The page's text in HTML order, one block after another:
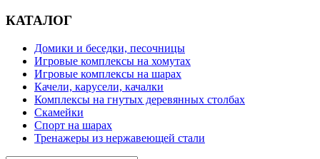
КАТАЛОГ
Домики и беседки, песочницы
Игровые комплексы на хомутах
Игровые комплексы на шарах
Качели, карусели, качалки
Комплексы на гнутых деревянных столбах
Скамейки
Спорт на шарах
Тренажеры из нержавеющей стали